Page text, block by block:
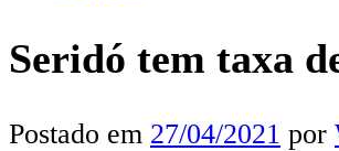
Seridó tem taxa
Postado em 27/04/2021 por